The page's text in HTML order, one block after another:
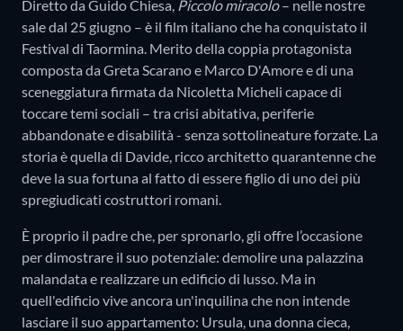
Diretto da Guido Chiesa, Piccolo miracolo– nelle nostre
sale dal 25 giugno – è il film italiano che ha conquistato il
Festival di Taormina. Merito della coppia protagonista
composta da Greta Scarano e Marco D'Amore e di una
sceneggiatura firmata da Nicoletta Micheli capace di
toccare temi sociali – tra crisi abitativa, periferie
abbandonate e disabilità - senza sottolineature forzate. La
storia è quella di Davide, ricco architetto quarantenne che
deve la sua fortuna al fatto di essere figlio di uno dei più
spregiudicati costruttori romani.
È proprio il padre che, per spronarlo, gli offre l’occasione
per dimostrare il suo potenziale: demolire una palazzina
malandata e realizzare un edificio di lusso. Ma in
quell'edificio vive ancora un'inquilina che non intende
lasciare il suo appartamento: Ursula, una donna cieca,